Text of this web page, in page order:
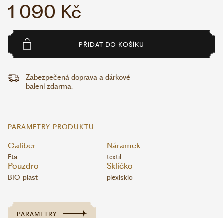
1 090 Kč
PŘIDAT DO KOŠÍKU
Zabezpečená doprava a dárkové
balení zdarma.
PARAMETRY PRODUKTU
Caliber
Eta
Náramek
textil
Pouzdro
BIO-plast
Sklíčko
plexisklo
PARAMETRY